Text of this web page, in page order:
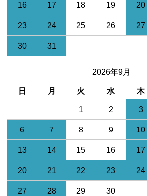
16 17 18 19 20
23 24 25 26 27
30 31
2026年9月
日 月 火 水 木
1 2 3
6 7 8 9 10
13 14 15 16 17
20 21 22 23 24
27 28 29 30